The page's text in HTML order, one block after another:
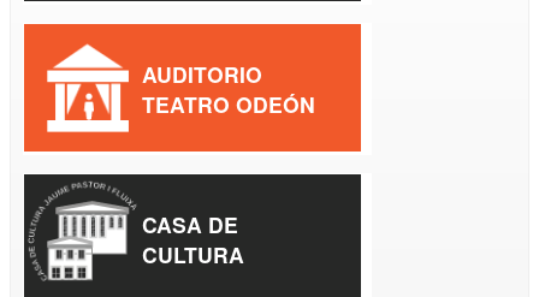
AUDITORIO
TEATRO ODEÓN
CASA DE
CULTURA